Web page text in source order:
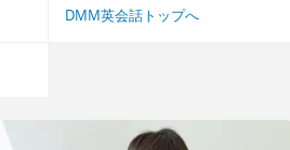
DMM英会話トップへ